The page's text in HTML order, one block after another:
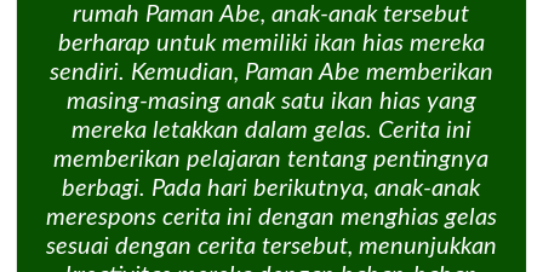
rumah Paman Abe, anak-anak tersebut
berharap untuk memiliki ikan hias mereka
sendiri. Kemudian, Paman Abe memberikan
masing-masing anak satu ikan hias yang
mereka letakkan dalam gelas. Cerita ini
memberikan pelajaran tentang pentingnya
berbagi. Pada hari berikutnya, anak-anak
merespons cerita ini dengan menghias gelas
sesuai dengan cerita tersebut, menunjukkan